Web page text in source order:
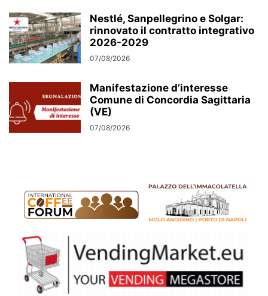
Nestlé, Sanpellegrino e Solgar:
rinnovato il contratto integrativo
2026-2029
07/08/2026
Manifestazione d’interesse
Comune di Concordia Sagittaria
(VE)
07/08/2026